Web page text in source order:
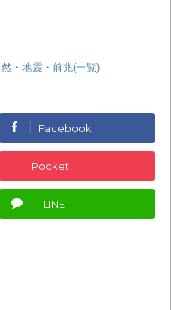
・地震・前兆(一覧)
Facebook
Pocket
LINE